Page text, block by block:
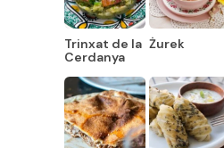
Trinxat de la
Cerdanya
Żurek